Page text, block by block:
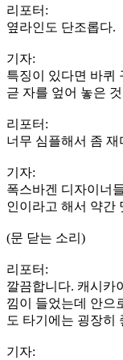
리포터:
옆라인도 단조롭다.
기자:
특징이 있다면 바퀴
귿 자를 엎어 놓은
리포터:
너무 심플해서 좀
기자:
폭스바겐 디자이너
인이라고 해서 약간
(문 닫는 소리)
리포터:
깔끔합니다. 캐시카
낌이 들었는데 안으
도 타기에는 굉장히
기자: